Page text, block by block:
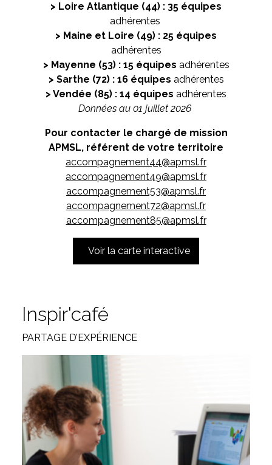
> Loire Atlantique (44) : 35 équipes
adhérentes
> Maine et Loire (49) : 25 équipes
adhérentes
> Mayenne (53) : 15 équipes adhérentes
> Sarthe (72) : 16 équipes adhérentes
> Vendée (85) : 14 équipes adhérentes
Données au 01 juillet 2026
Pour contacter le chargé de mission
APMSL, référent de votre territoire
accompagnement44@apmsl.fr
accompagnement49@apmsl.fr
accompagnement53@apmsl.fr
accompagnement72@apmsl.fr
accompagnement85@apmsl.fr
Voir la carte interactive
Inspir'café
PARTAGE D’EXPÉRIENCE